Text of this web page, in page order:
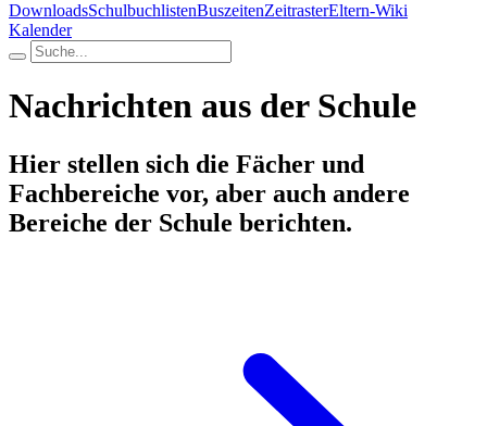
DownloadsSchulbuchlistenBuszeitenZeitrasterEltern-Wiki
Kalender
Nachrichten aus der Schule
Hier stellen sich die Fächer und
Fachbereiche vor, aber auch andere
Bereiche der Schule berichten.